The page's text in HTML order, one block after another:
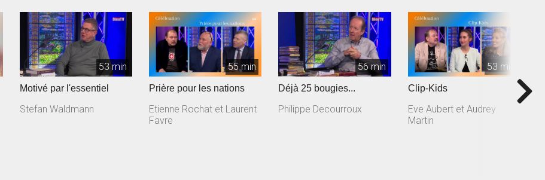
53 min
Motivé par l'essentiel
Stefan Waldmann
55 min
Prière pour les nations
Etienne Rochat et Laurent
Favre
56 min
Déjà 25 bougies...
Philippe Decourroux
53 min
Clip-Kids
Eve Aubert et Audrey
Martin